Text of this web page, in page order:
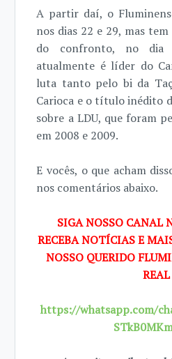
A partir daí, o
nos dias 22 e 29, mas
do confronto, no dia
atualmente é líder do
luta tanto pelo bi da
Carioca e o título inédito
sobre a LDU, que foram
em 2008 e 2009.
E vocês, o que acham
nos comentários abaixo.
SIGA NOSSO CANAL
RECEBA NOTÍCIAS E
NOSSO QUERIDO
REAL
https://whatsapp.com/